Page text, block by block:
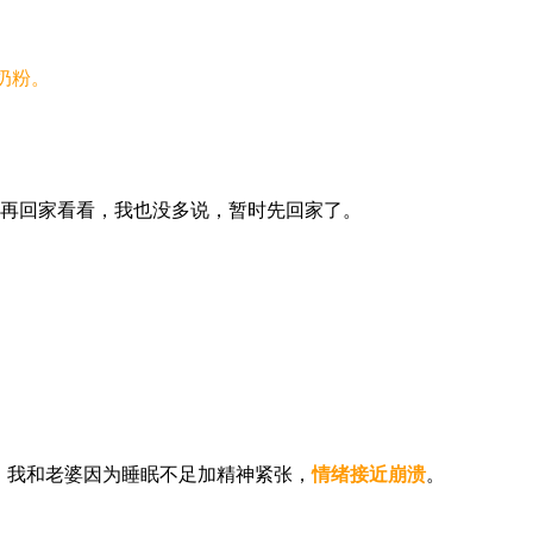
。
回家看看，我也没多说，暂时先回家了。
和老婆因为睡眠不足加精神紧张，情绪接近崩溃。